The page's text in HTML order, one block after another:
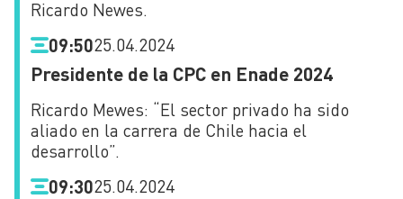
Ricardo Newes.
09:5025.04.2024
Presidente de la CPC en Enade 2024
Ricardo Mewes: “El sector privado ha sido
aliado en la carrera de Chile hacia el
desarrollo”.
09:3025.04.2024